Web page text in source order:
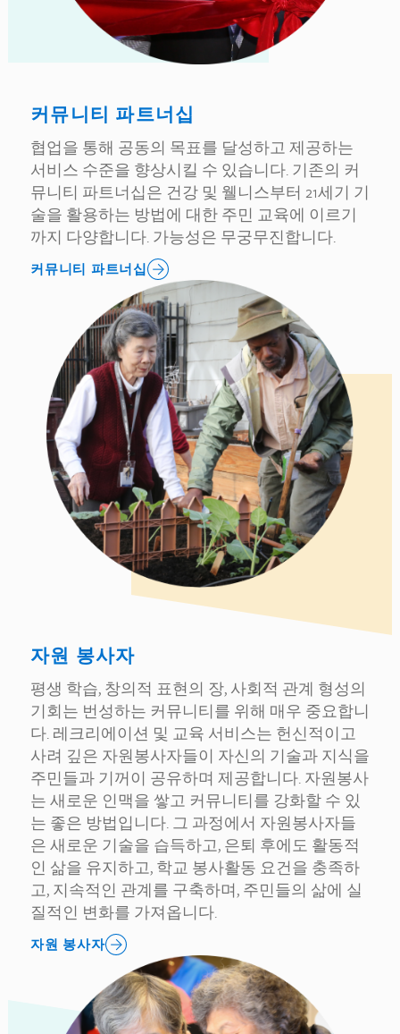
커뮤니티 파트너십
협업을 통해 공동의 목표를 달성하고 제공하는
서비스 수준을 향상시킬 수 있습니다. 기존의 커
뮤니티 파트너십은 건강 및 웰니스부터 21세기 기
술을 활용하는 방법에 대한 주민 교육에 이르기
까지 다양합니다. 가능성은 무궁무진합니다.
커뮤니티 파트너십
자원 봉사자
평생 학습, 창의적 표현의 장, 사회적 관계 형성의
기회는 번성하는 커뮤니티를 위해 매우 중요합니
다. 레크리에이션 및 교육 서비스는 헌신적이고
사려 깊은 자원봉사자들이 자신의 기술과 지식을
주민들과 기꺼이 공유하며 제공합니다. 자원봉사
는 새로운 인맥을 쌓고 커뮤니티를 강화할 수 있
는 좋은 방법입니다. 그 과정에서 자원봉사자들
은 새로운 기술을 습득하고, 은퇴 후에도 활동적
인 삶을 유지하고, 학교 봉사활동 요건을 충족하
고, 지속적인 관계를 구축하며, 주민들의 삶에 실
질적인 변화를 가져옵니다.
자원 봉사자